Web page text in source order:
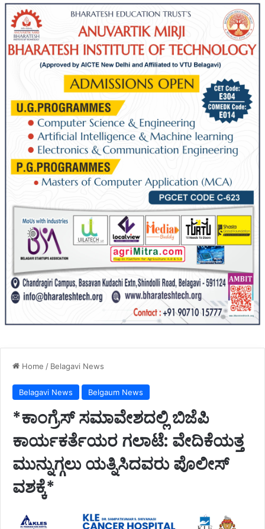
Home / Belagavi News
Belagavi News Belgaum News
*ಕಾಂಗ್ರೆಸ್ ಸಮಾವೇಶದಲ್ಲಿ ಬಿಜೆಪಿ
ಕಾರ್ಯಕರ್ತೆಯರ ಗಲಾಟೆ: ವೇದಿಕೆಯತ್ತ
ಮುನ್ನುಗ್ಗಲು ಯತ್ನಿಸಿದವರು ಪೊಲೀಸ್
ವಶಕ್ಕೆ*